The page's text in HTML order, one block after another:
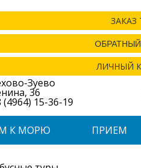
ЗАКАЗ
ЛИЧНЫЙ
Зуево
36
(4964) 15-36-19
К МОРЮ ПРИЕМ